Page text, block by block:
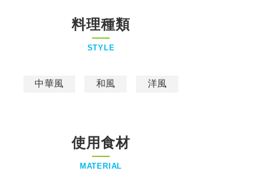
料理種類
STYLE
中華風 和風 洋風
使用食材
MATERIAL